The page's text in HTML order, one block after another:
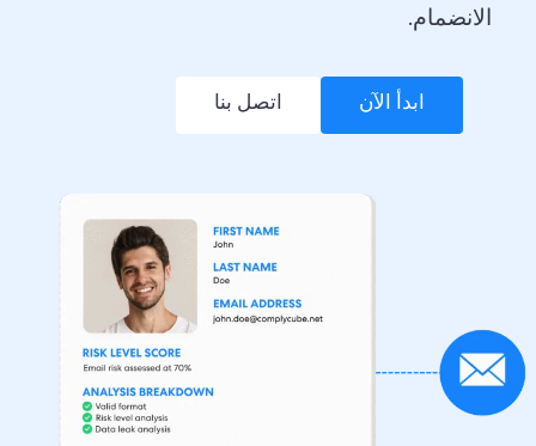
الانضمام.
ابدأ الآن اتصل بنا